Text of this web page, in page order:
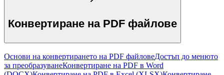
Конвертиране на PDF файлове
Основи на конвертирането на PDF файловеДостъп до менюто
за преобразуванеКонвертиране на PDF в Word